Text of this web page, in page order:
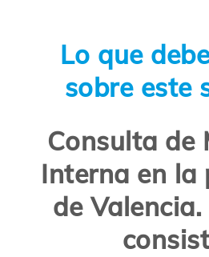
Lo que
sobre este
Consulta de
Interna en la
de Valencia.